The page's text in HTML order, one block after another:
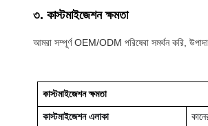
৩. কাস্টমাইজেশন ক্ষমতা
আমরা সম্পূর্ণ OEM/ODM পরিষেবা সমর্থন করি,
কাস্টমাইজেশন ক্ষমতা
কাস্টমাইজেশন এলাকা